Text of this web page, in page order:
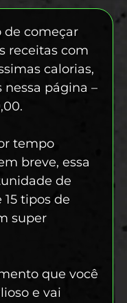
de começar
receitas com
calorias,
nessa página –
tempo
breve, essa
de
tipos de
super
que você
e vai